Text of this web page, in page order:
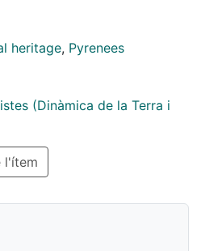
to the Orígens UNESCO
simply referred to as
geological research together
design techniques to
such as virtual
and 4D reconstructions of
Despite the potential
edge dissemination
have also been identified
workflow developed for
open museum in the
heritage, Pyrenees
(Dinàmica de la Terra i
l'ítem